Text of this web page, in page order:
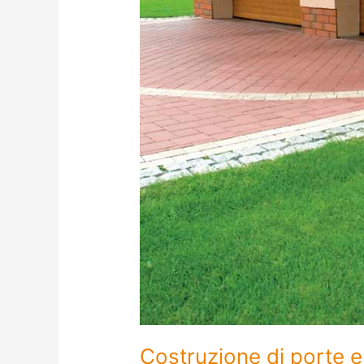
Costruzione di porte